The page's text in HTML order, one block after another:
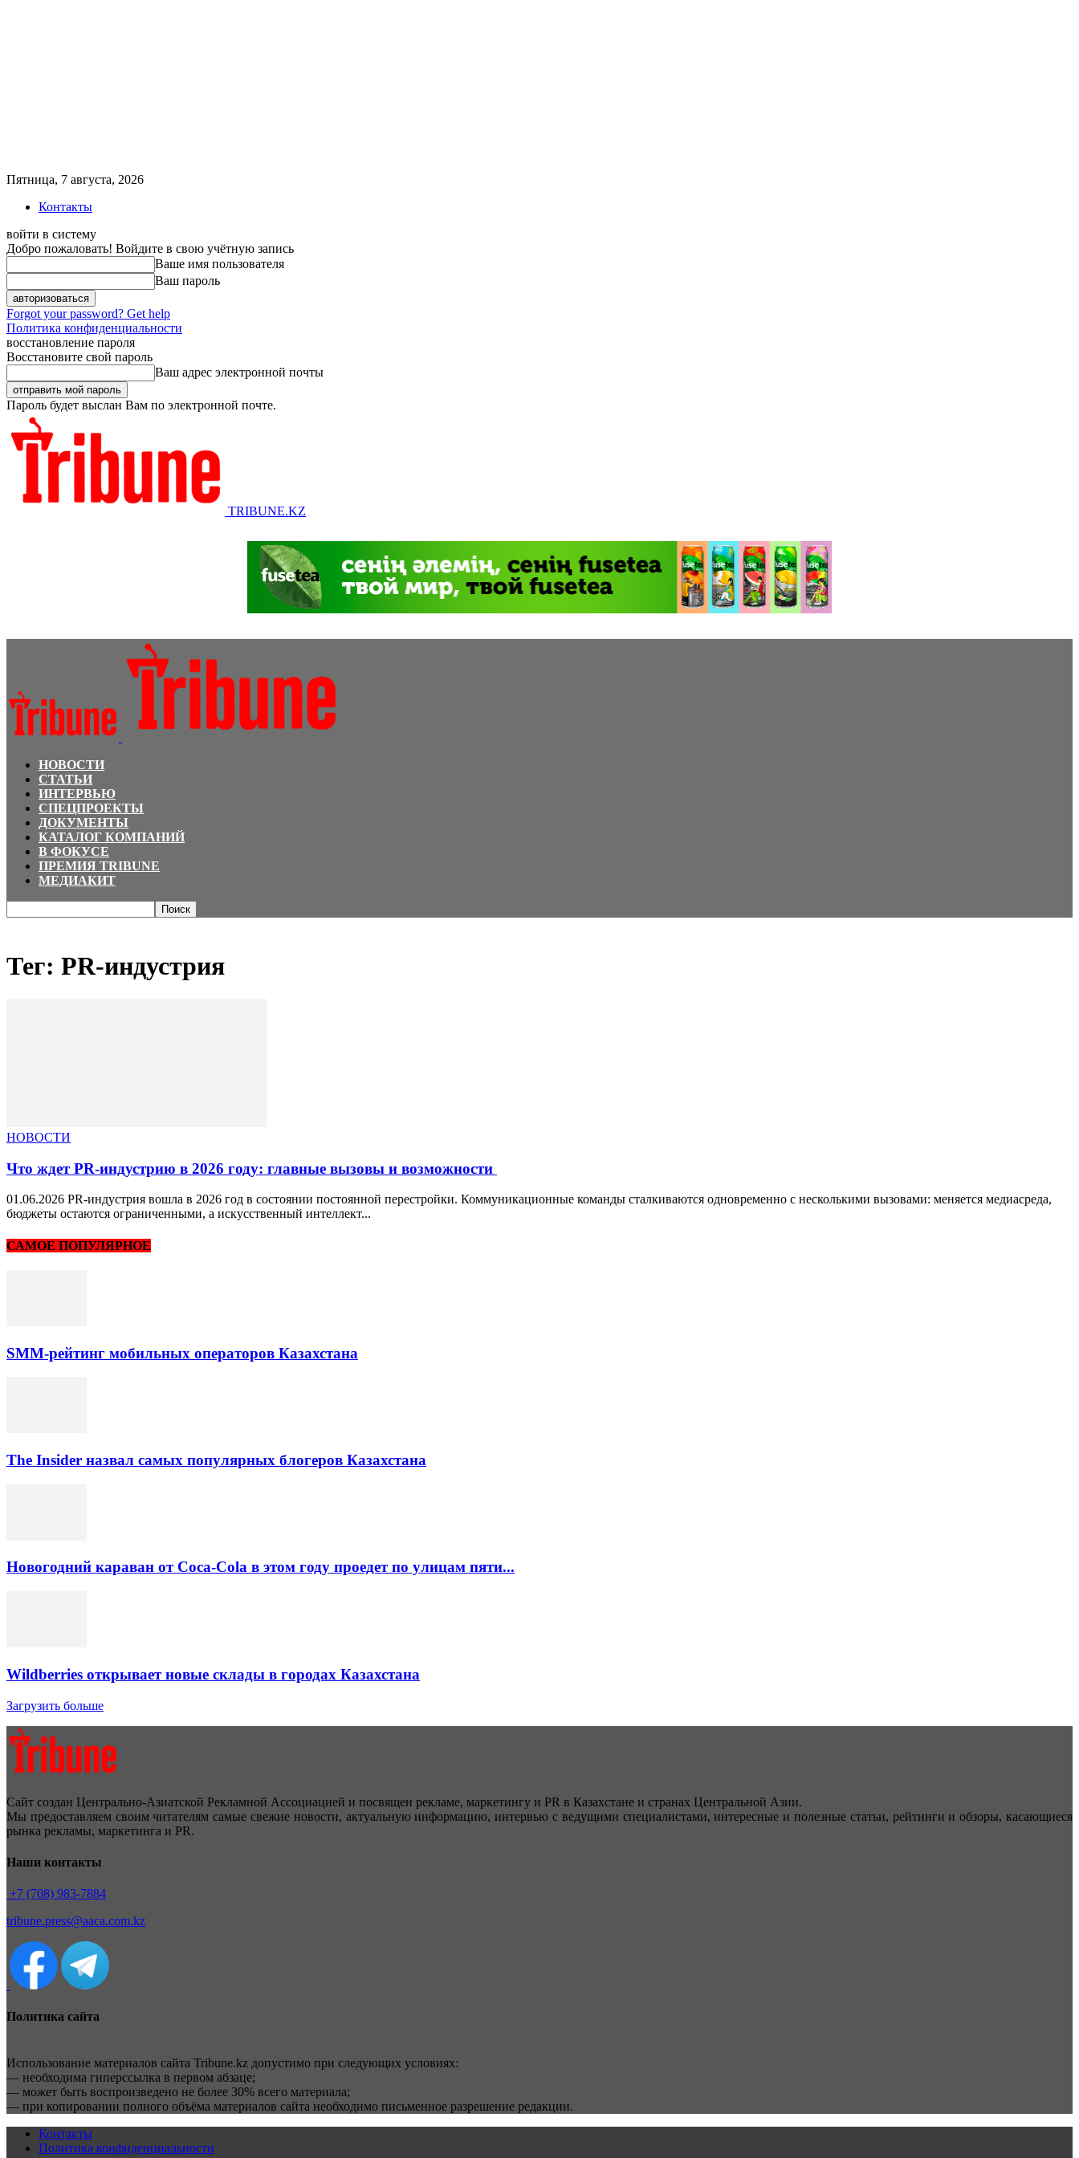
Пятница, 7 августа, 2026
Контакты
войти в систему
Добро пожаловать! Войдите в свою учётную запись
Ваше имя пользователя
Ваш пароль
Forgot your password? Get help
Политика конфиденциальности
восстановление пароля
Восстановите свой пароль
Ваш адрес электронной почты
Пароль будет выслан Вам по электронной почте.
TRIBUNE.KZ
НОВОСТИ
СТАТЬИ
ИНТЕРВЬЮ
СПЕЦПРОЕКТЫ
ДОКУМЕНТЫ
КАТАЛОГ КОМПАНИЙ
В ФОКУСЕ
ПРЕМИЯ TRIBUNE
МЕДИАКИТ
Тег: PR-индустрия
НОВОСТИ
Что ждет PR-индустрию в 2026 году: главные вызовы и возможности
01.06.2026 PR-индустрия вошла в 2026 год в состоянии постоянной перестройки. Коммуникационные команды сталкиваются одновременно с несколькими вызовами: меняется медиасреда,
бюджеты остаются ограниченными, а искусственный интеллект...
САМОЕ ПОПУЛЯРНОЕ
SMM-рейтинг мобильных операторов Казахстана
The Insider назвал самых популярных блогеров Казахстана
Новогодний караван от Coca-Cola в этом году проедет по улицам пяти...
Wildberries открывает новые склады в городах Казахстана
Загрузить больше
Сайт создан Центрально-Азиатской Рекламной Ассоциацией и посвящен рекламе, маркетингу и PR в Казахстане и странах Центральной Азии.
Мы предоставляем своим читателям самые свежие новости, актуальную информацию, интервью с ведущими специалистами, интересные и полезные статьи, рейтинги и обзоры, касающиеся
рынка рекламы, маркетинга и PR.
Наши контакты
+7 (708) 983-7884
tribune.press@aaca.com.kz
Политика сайта
Использование материалов сайта Tribune.kz допустимо при следующих условиях:
— необходима гиперссылка в первом абзаце;
— может быть воспроизведено не более 30% всего материала;
— при копировании полного объёма материалов сайта необходимо письменное разрешение редакции.
Контакты
Политика конфиденциальности